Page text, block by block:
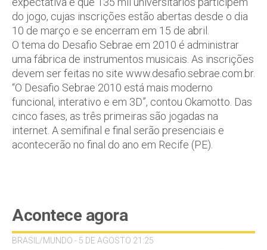
do jogo, cujas inscrições estão abertas desde o dia
10 de março e se encerram em 15 de abril.
O tema do Desafio Sebrae em 2010 é administrar
uma fábrica de instrumentos musicais. As inscrições
devem ser feitas no site www.desafio.sebrae.com.br.
“O Desafio Sebrae 2010 está mais moderno
funcional, interativo e em 3D”, contou Okamotto. Das
cinco fases, as três primeiras são jogadas na
internet. A semifinal e final serão presenciais e
acontecerão no final do ano em Recife (PE).
Acontece agora
BRASIL/MUNDO - 5 DE AGOSTO 21:25